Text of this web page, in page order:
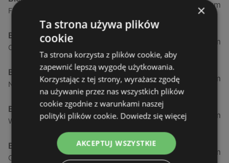
Fińska 4, 72-602 Świnoujście
0,23 km
Biedronka
Chrobrego 9, 72-600 Świnoujście
0,84 km
Biedronka
Nowokarsiborska 2, 72-600 Świnoujście
1,87 km
Biedronka
Wojska Polskiego 16a, 72-600 Świnoujście
2,77 km
Biedronka
Gryfa Pomorskiego, 72-500 Międzyzdroje
12,39 km
×
Ta strona używa plików
cookie
Ta strona korzysta z plików cookie, aby
zapewnić lepszą wygodę użytkowania.
Korzystając z tej strony, wyrażasz zgodę
na używanie przez nas wszystkich plików
cookie zgodnie z warunkami naszej
polityki plików cookie. Dowiedz się więcej
AKCEPTUJ WSZYSTKIE